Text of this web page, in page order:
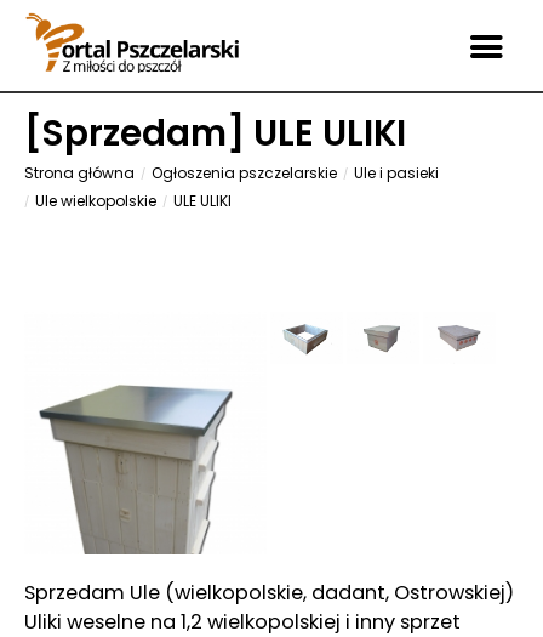
[Sprzedam] ULE ULIKI
Strona główna Ogłoszenia pszczelarskie
Ule i pasieki
Ule wielkopolskie
ULE ULIKI
Sprzedam Ule (wielkopolskie, dadant, Ostrowskiej)
Uliki weselne na 1,2 wielkopolskiej i inny sprzet